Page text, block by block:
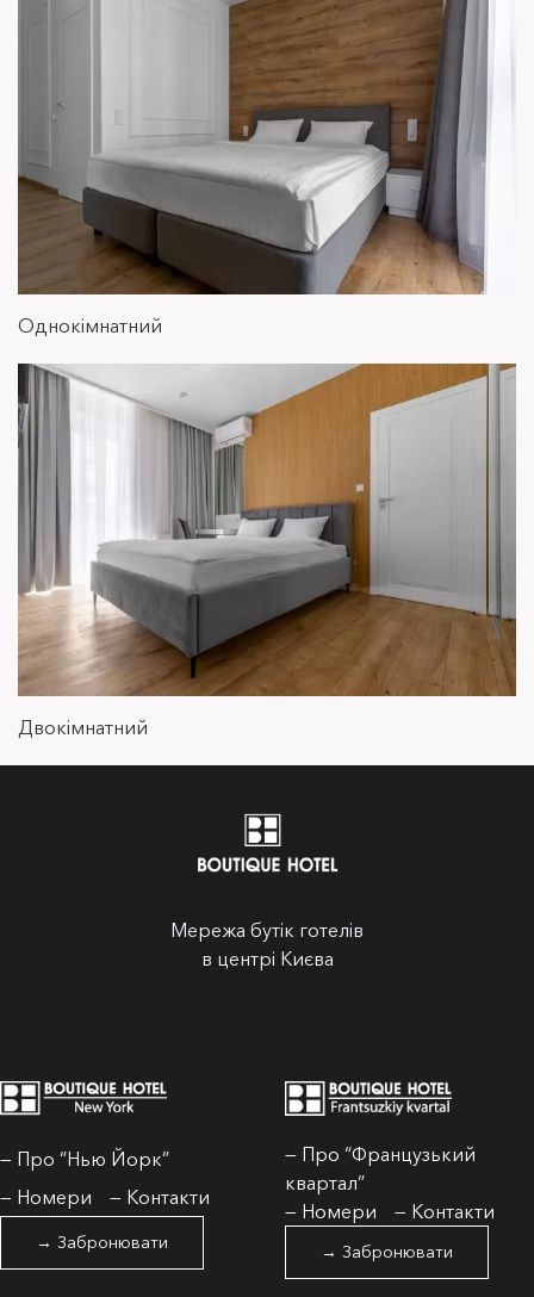
Однокімнатний
Сімейний стандарт
Двокімнатний
Мережа бутік готелів
в центрі Києва
— Про “Нью Йорк”
— Номери
— Контакти
→ Забронювати
— Про “Французький
квартал”
— Номери
— Контакти
→ Забронювати